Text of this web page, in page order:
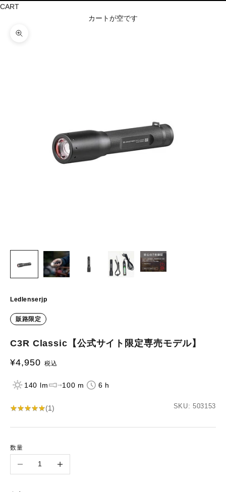
CART
カートが空です
ズームイン
Ledlenserjp
販路限定
C3R Classic【公式サイト限定専売モデル】
セール価格
¥4,950 税込
140 lm 100 m 6 h
★★★★★
★★★★★(1) SKU: 503153
数量
数量を減らす